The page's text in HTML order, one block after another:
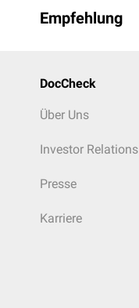
Empfehlung
DocCheck
Über Uns
Investor Relations
Presse
Karriere